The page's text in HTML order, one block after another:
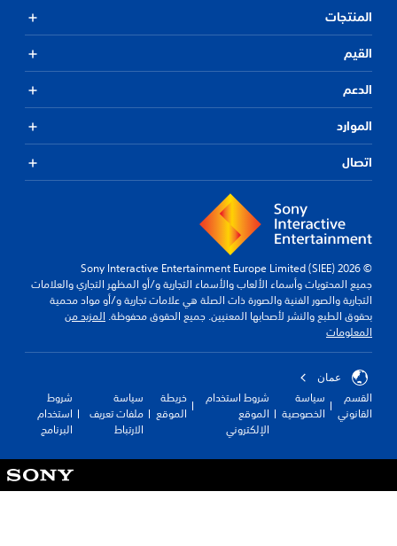
المنتجات
القيم
الدعم
الموارد
اتصال
© 2026 Sony Interactive Entertainment Europe Limited (SIEE)
جميع المحتويات وأسماء الألعاب والأسماء التجارية و/أو المظهر التجاري والعلامات
التجارية والصور الفنية والصورة ذات الصلة هي علامات تجارية و/أو مواد محمية
بحقوق الطبع والنشر لأصحابها المعنيين. جميع الحقوق محفوظة.المزيد من
المعلومات
عمان
القسم
القانوني
سياسة
الخصوصية
شروط استخدام
الموقع
الإلكتروني
خريطة
الموقع
سياسة
ملفات تعريف
الارتباط
شروط
استخدام
البرنامج